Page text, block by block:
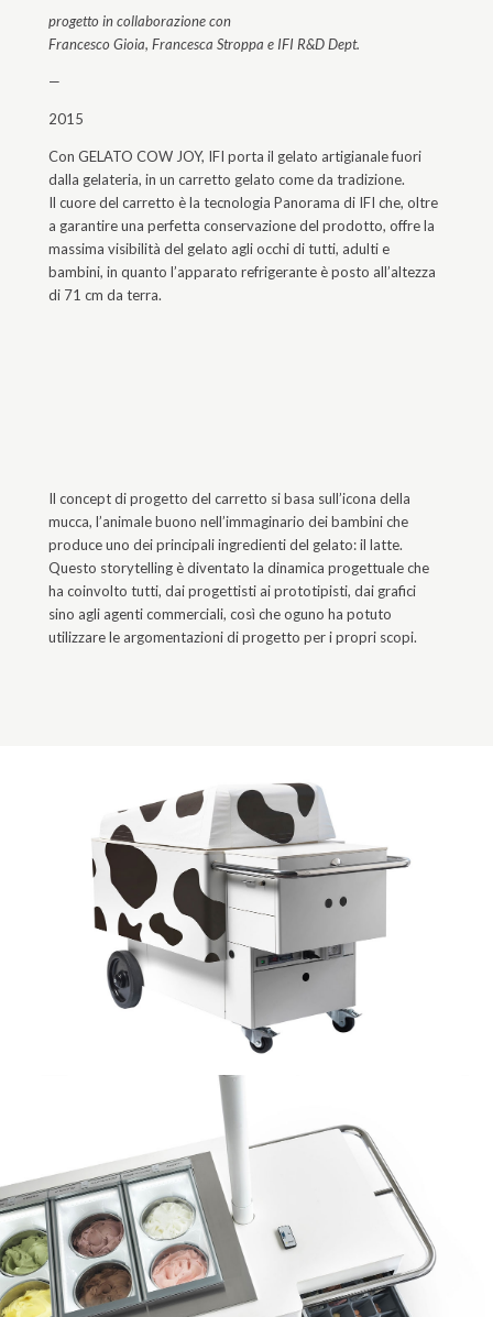
progetto in collaborazione con
Francesco Gioia, Francesca Stroppa e IFI R&D Dept.
—
2015
Con GELATO COW JOY, IFI porta il gelato artigianale fuori
dalla gelateria, in un carretto gelato come da tradizione.
Il cuore del carretto è la tecnologia Panorama di IFI che, oltre
a garantire una perfetta conservazione del prodotto, offre la
massima visibilità del gelato agli occhi di tutti, adulti e
bambini, in quanto l’apparato refrigerante è posto all’altezza
di 71 cm da terra.
Il concept di progetto del carretto si basa sull’icona della
mucca, l’animale buono nell’immaginario dei bambini che
produce uno dei principali ingredienti del gelato: il latte.
Questo storytelling è diventato la dinamica progettuale che
ha coinvolto tutti, dai progettisti ai prototipisti, dai grafici
sino agli agenti commerciali, così che oguno ha potuto
utilizzare le argomentazioni di progetto per i propri scopi.